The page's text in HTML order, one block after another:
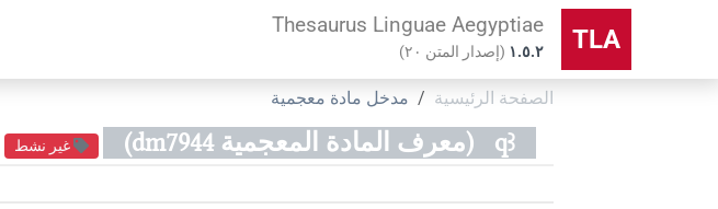
TLA
Thesaurus Linguae Aegyptiae
۱.٥.٢ (إصدار المتن ٢٠)
الصفحة الرئيسية مدخل مادة معجمية
qꜣ (معرف المادة المعجمية dm7944) غير نشط